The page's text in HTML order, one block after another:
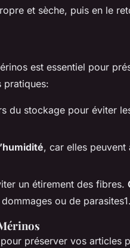
et sèche, puis en le
est essentiel pour
pratiques:
du stockage pour éviter
, car elles peuvent
un étirement des fibres.
ou de parasites1.
préserver vos articles